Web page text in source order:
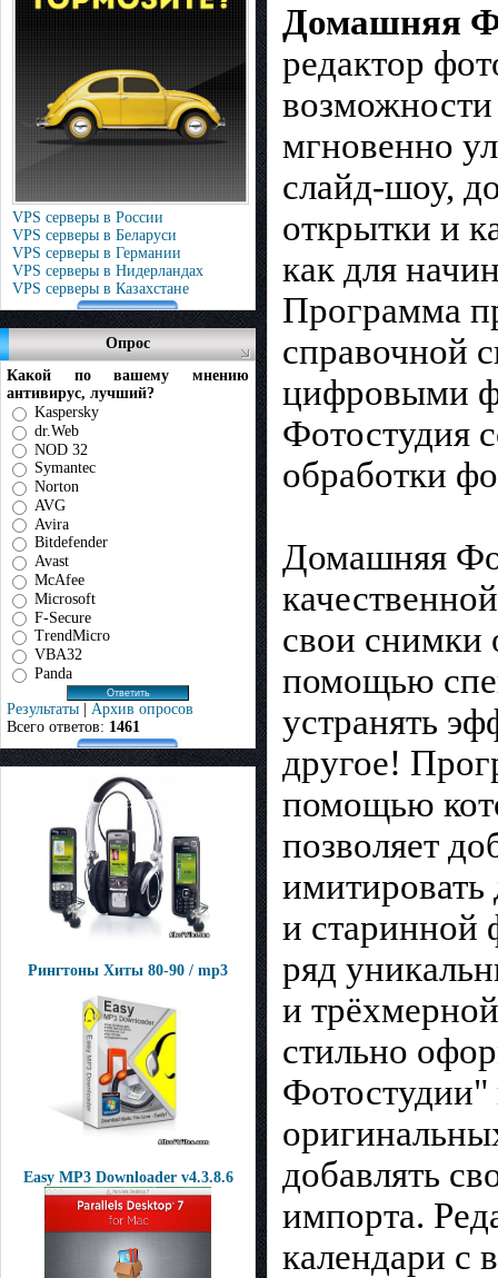
VPS серверы в России
VPS серверы в Беларуси
VPS серверы в Германии
VPS серверы в Нидерландах
VPS серверы в Казахстане
Опрос
Какой по вашему мнению
антивирус, лучший?
Kaspersky
dr.Web
NOD 32
Symantec
Norton
AVG
Avira
Bitdefender
Avast
McAfee
Microsoft
F-Secure
TrendMicro
VBA32
Panda
Результаты | Архив опросов
Всего ответов: 1461
Рингтоны Хиты 80-90 / mp3
Easy MP3 Downloader v4.3.8.6
Домашняя
редактор
возможности
мгновенно
слайд-шоу,
открытки и
как для
Программа
справочной
цифровыми
Фотостудия
обработки
Домашняя
свои снимки
помощью
устранять
другое!
помощью
позволяет
имитировать
и старинной
ряд
и
стильно
Фотостудии"
добавлять
импорта.
календари с